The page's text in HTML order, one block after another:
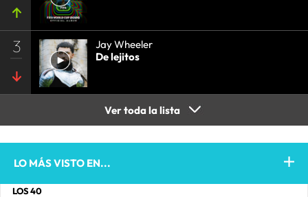
3
Jay Wheeler
De lejitos
Ver toda la lista
LO MÁS VISTO EN...
LOS 40